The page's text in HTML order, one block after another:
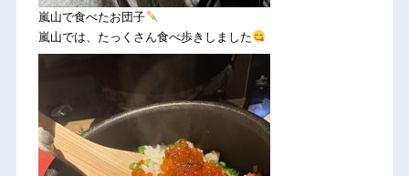
嵐山で食べたお団子
嵐山では、たっくさん食べ歩きしました